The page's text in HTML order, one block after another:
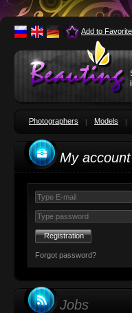
Add to
Photographers Models
My account
Registration
Forgot password?
Jobs